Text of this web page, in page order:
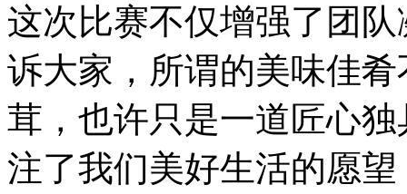
这次比赛不仅增强了团
诉大家，所谓的美味佳
茸，也许只是一道匠心
注了我们美好生活的愿